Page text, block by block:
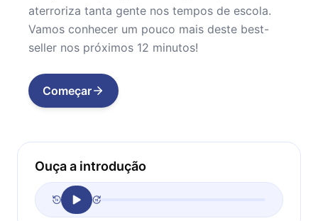
aterroriza tanta gente nos tempos de escola.
Vamos conhecer um pouco mais deste best-
seller nos próximos 12 minutos!
Começar
Ouça a introdução